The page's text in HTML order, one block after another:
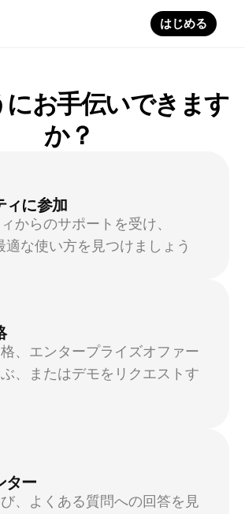
はじめる
にお手伝いできます
か？
ィに参加
からのサポートを受け、
適な使い方を見つけましょう
、エンタープライズオファー
、またはデモをリクエストす
ター
、よくある質問への回答を見